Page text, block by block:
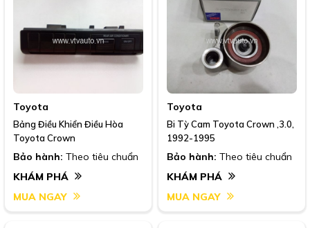
Toyota
Bảng Điều Khiển Điều Hòa
Toyota Crown
Bảo hành: Theo tiêu chuẩn
KHÁM PHÁ
MUA NGAY
Toyota
Bi Tỳ Cam Toyota Crown ,3.0,
1992-1995
Bảo hành: Theo tiêu chuẩn
KHÁM PHÁ
MUA NGAY